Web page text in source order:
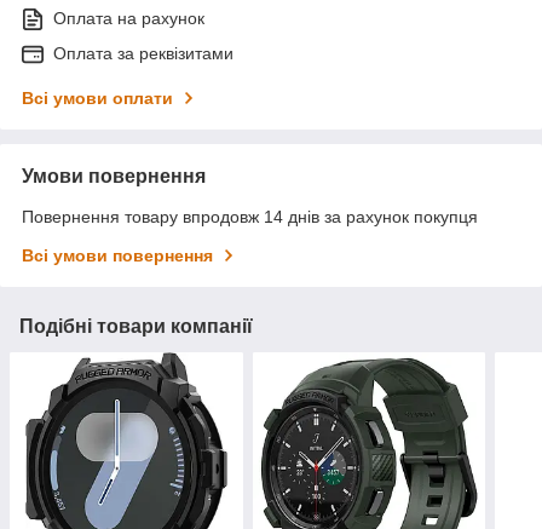
Оплата на рахунок
Оплата за реквізитами
Всі умови оплати
Умови повернення
Повернення товару впродовж 14 днів за рахунок покупця
Всі умови повернення
Подібні товари компанії